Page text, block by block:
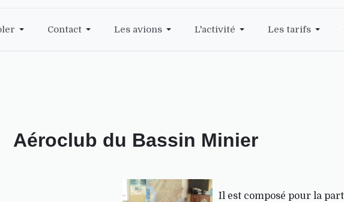
Contact Les avions L'activité Les tarifs
Aéroclub du Bassin Minier
Il est composé pour la